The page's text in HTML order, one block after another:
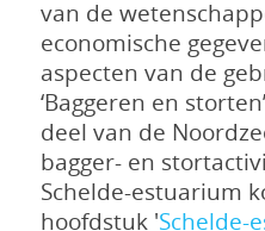
van de
economische
aspecten van de
‘Baggeren en
deel van de
bagger- en
Schelde-estuarium
hoofdstuk 'Schelde-